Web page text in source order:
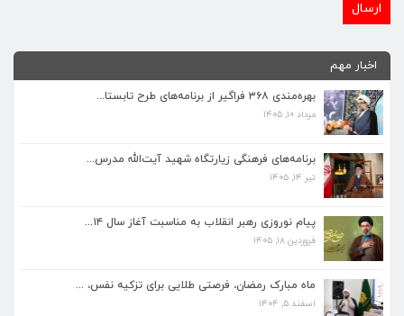
اخبار مهم
بهره‌مندی ۳۶۸ فراگیر از برنامه‌های طرح تابستا...
مرداد ۱۰, ۱۴۰۵
برنامه‌های فرهنگی زیارتگاه شهید آیت‌الله مدرس...
تیر ۱۴, ۱۴۰۵
پیام نوروزی رهبر انقلاب به مناسبت آغاز سال ۱۴...
فروردین ۱۸, ۱۴۰۵
ماه مبارک رمضان، فرصتی طلایی برای تزکیه نفس، ...
اسفند ۵, ۱۴۰۴
برنامه‌های فرهنگی زیارتگاه شهید آیت‌الله مدرس...
پیام نوروزی رهبر انقلاب به مناسبت آغاز سال ۱۴...
ماه مبارک رمضان، فرصتی طلایی برای تزکیه نفس، ...